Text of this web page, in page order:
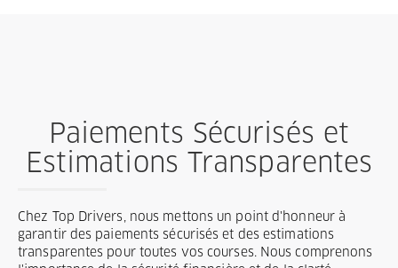
Paiements Sécurisés et
Estimations Transparentes
Chez Top Drivers, nous mettons un point d'honneur à
garantir des paiements sécurisés et des estimations
transparentes pour toutes vos courses. Nous comprenons